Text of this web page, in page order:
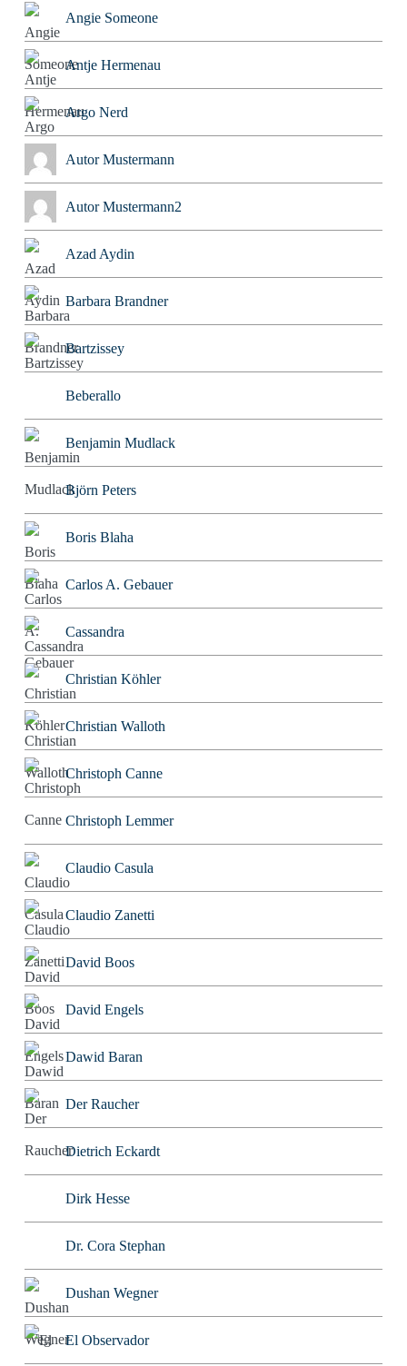
Angie Someone
Antje Hermenau
Argo Nerd
Autor Mustermann
Autor Mustermann2
Azad Aydin
Barbara Brandner
Bartzissey
Beberallo
Benjamin Mudlack
Björn Peters
Boris Blaha
Carlos A. Gebauer
Cassandra
Christian Köhler
Christian Walloth
Christoph Canne
Christoph Lemmer
Claudio Casula
Claudio Zanetti
David Boos
David Engels
Dawid Baran
Der Raucher
Dietrich Eckardt
Dirk Hesse
Dr. Cora Stephan
Dushan Wegner
El Observador